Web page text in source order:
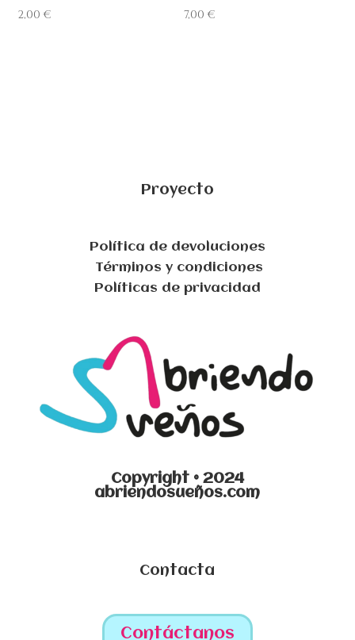
2,00€ 7,00€
Proyecto
Política de devoluciones
Términos y condiciones
Políticas de privacidad
Copyright © 2024
abriendosueños.com
Contacta
Contáctanos